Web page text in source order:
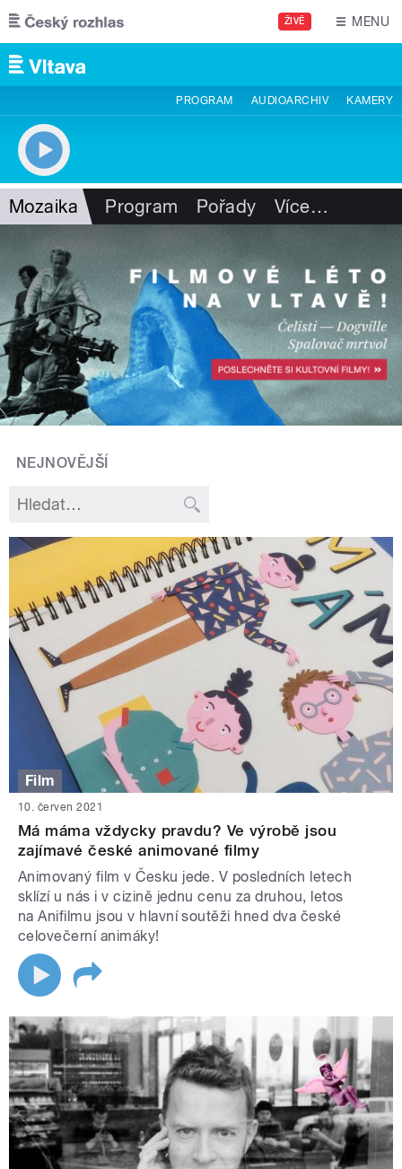
Přejít k hlavnímu obsahu
ŽIVĚ MENU
PROGRAM AUDIOARCHIV KAMERY
Mozaika Program Pořady Více…
NEJNOVĚJŠÍ
Film
10. červen 2021
Má máma vždycky pravdu? Ve výrobě jsou
zajímavé české animované filmy
Animovaný film v Česku jede. V posledních letech
sklízí u nás i v cizině jednu cenu za druhou, letos
na Anifilmu jsou v hlavní soutěži hned dva české
celovečerní animáky!